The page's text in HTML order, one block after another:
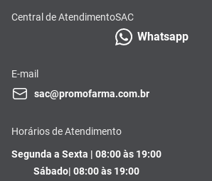
Central de AtendimentoSAC
Whatsapp
E-mail
sac@promofarma.com.br
Horários de Atendimento
Segunda a Sexta | 08:00 às 19:00
Sábado| 08:00 às 19:00